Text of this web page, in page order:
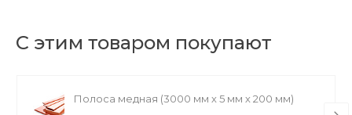
С этим товаром покупают
Полоса медная (3000 мм х 5 мм х 200 мм)